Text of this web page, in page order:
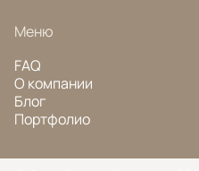
Меню
FAQ
О компании
Блог
Портфолио